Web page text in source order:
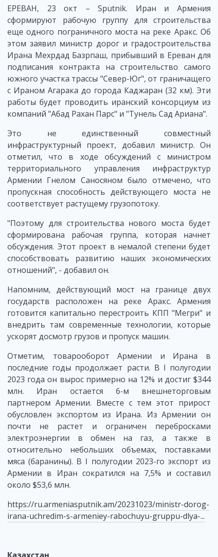
ЕРЕВАН, 23 окт – Sputnik. Иран и Армения
сформируют рабочую группу для строительства
еще одного пограничного моста на реке Аракс. Об
этом заявил министр дорог и градостроительства
Ирана Мехрдад Базрпаш, прибывший в Ереван для
подписания контракта на строительство самого
южного участка трассы "Север-Юг", от граничащего
с Ираном Агарака до города Каджаран (32 км). Эти
работы будет проводить иранский консорциум из
компаний "Абад Рахан Парс" и "Тунель Сад Ариана".
Это не единственный совместный
инфраструктурный проект, добавил министр. Он
отметил, что в ходе обсуждений с министром
территориального управления инфраструктур
Армении Гнелом Саносяном было отмечено, что
пропускная способность действующего моста не
соответствует растущему грузопотоку.
"Поэтому для строительства нового моста будет
сформирована рабочая группа, которая начнет
обсуждения. Этот проект в немалой степени будет
способствовать развитию наших экономических
отношений", - добавил он.
Напомним, действующий мост на границе двух
государств расположен на реке Аракс. Армения
готовится капитально перестроить КПП "Мегри" и
внедрить там современные технологии, которые
ускорят досмотр грузов и пропуск машин.
Отметим, товарооборот Армении и Ирана в
последние годы продолжает расти. В I полугодии
2023 года он вырос примерно на 12% и достиг $344
млн. Иран остается 6-м внешнеторговым
партнером Армении. Вместе с тем этот прирост
обусловлен экспортом из Ирана. Из Армении он
почти не растет и ограничен перебросками
электроэнергии в обмен на газ, а также в
относительно небольших объемах, поставками
мяса (баранины). В I полугодии 2023-го экспорт из
Армении в Иран сократился на 7,5% и составил
около $53,6 млн.
https://ru.armeniasputnik.am/20231023/ministr-dorog-
irana-uchredim-s-armeniey-rabochuyu-gruppu-dlya-...